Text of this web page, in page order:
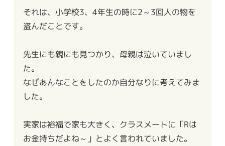
それは、小学校3、4年生の時に2～3回人の物を
盗んだことです。
先生にも親にも見つかり、母親は泣いていまし
た。
なぜあんなことをしたのか自分なりに考えてみま
した。
実家は裕福で家も大きく、クラスメートに「Rは
お金持ちだよね～」とよく言われていました。